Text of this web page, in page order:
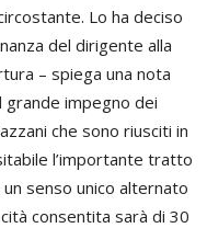
Lo ha deciso
del dirigente alla
– spiega una nota
grande impegno dei
che sono riusciti in
l’importante tratto
senso unico alternato
consentita sarà di 30